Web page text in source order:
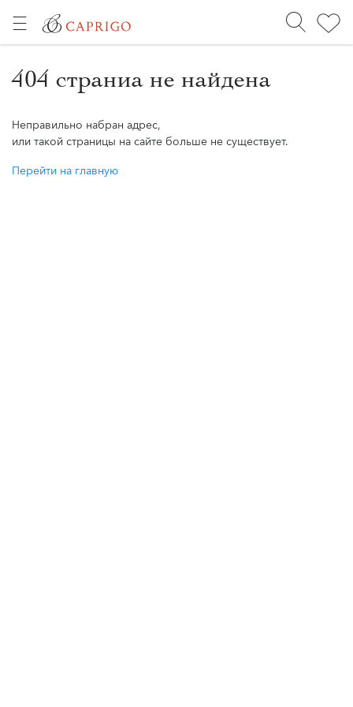
404 страниа не найдена
Неправильно набран адрес,
или такой страницы на сайте больше не существует.
Перейти на главную